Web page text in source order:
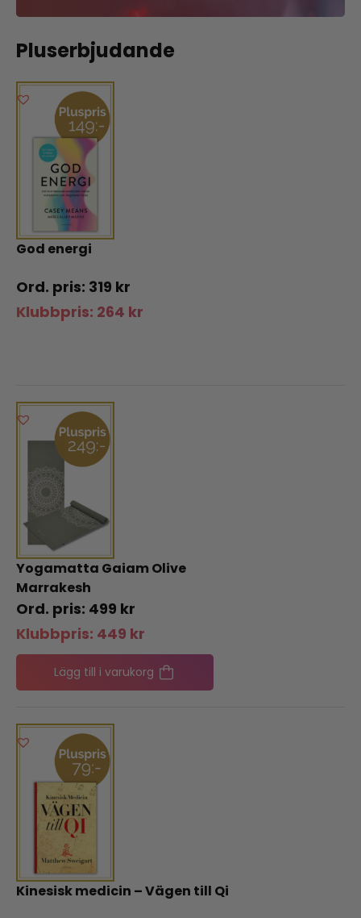
Pluserbjudande
God energi
319 kr
Klubbpris: 264 kr
Yogamatta Gaiam Olive
Marrakesh
499 kr
Klubbpris: 449 kr
Lägg till i varukorg
Kinesisk medicin – Vägen till Qi